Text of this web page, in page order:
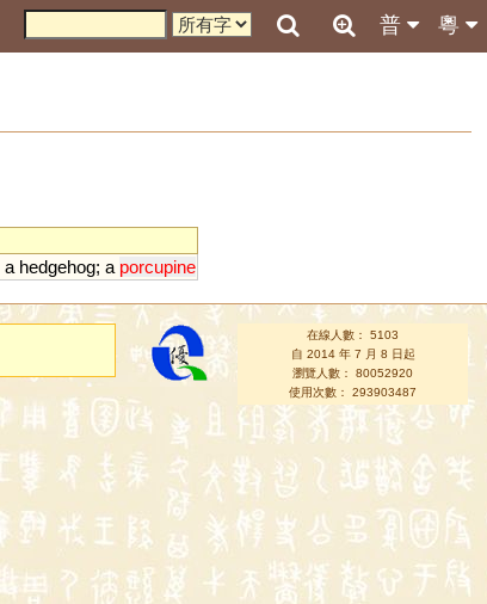
粵
普
a hedgehog; a porcupine
在線人數： 5103
自 2014 年 7 月 8 日起
瀏覽人數： 80052920
使用次數： 293903487